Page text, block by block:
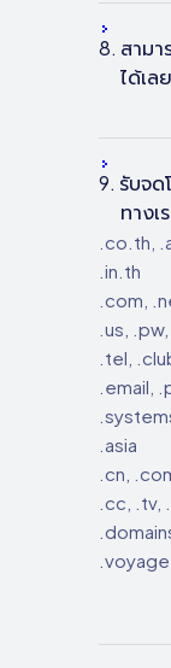
8. สามา
ได้เล
9. รับจด
ทางเ
.co.th,
.in.th
.com,
.us,
.tel,
.email,
.asia
.cn,
.cc, .tv,